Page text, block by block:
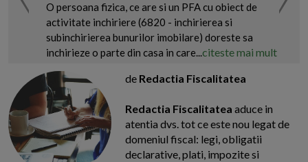
O persoana fizica, ce are si un PFA cu obiect de
activitate inchiriere (6820 - inchirierea si
subinchirierea bunurilor imobilare) doreste sa
inchirieze o parte din casa in care...citeste mai mult
de Redactia Fiscalitatea
Redactia Fiscalitatea aduce in
atentia dvs. tot ce este nou legat de
domeniul fiscal: legi, obligatii
declarative, plati, impozite si